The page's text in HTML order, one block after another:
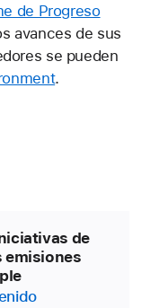
de Progreso
avances de sus
se pueden
.
de
emisiones